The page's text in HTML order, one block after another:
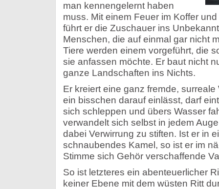
man kennengelernt haben
muss. Mit einem Feuer im Koffer
führt er die Zuschauer ins
Menschen, die auf einmal gar nicht
Tiere werden einem vorgeführt, die
sie anfassen möchte. Er baut nicht
ganze Landschaften ins Nichts.
Er kreiert eine ganz fremde,
ein bisschen darauf einlässt, darf
sich schleppen und übers Wasser
verwandelt sich selbst in jedem
dabei Verwirrung zu stiften. Ist er in
schnaubendes Kamel, so ist er im
Stimme sich Gehör verschaffende
So ist letzteres ein abenteuerlicher
keiner Ebene mit dem wüsten Ritt